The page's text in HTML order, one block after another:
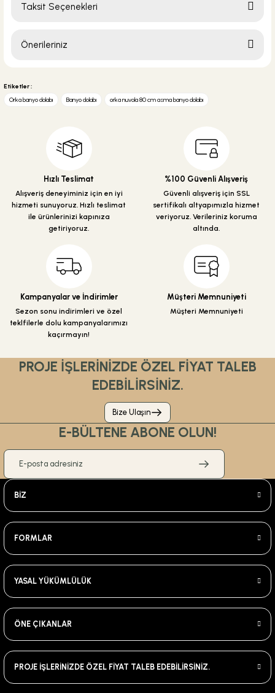
Taksit Seçenekleri
Önerileriniz
yetersiz gördüğünüz noktaları öneri formunu kullanarak tarafımıza
Görüş ve önerileriniz için teşekkür ederiz.
Ürün açıklamasında eksik bilgiler bulunuyor.
Bu ürüne benzer farklı alternatifler olmalı.
Etiketler :
Orka banyo dolabı
Banyo dolabı orka nuvola 80 cm asma banyo dolabı
Hızlı Teslimat
Alışveriş deneyiminiz için en iyi
hizmeti sunuyoruz. Hızlı teslimat
ile ürünlerinizi kapınıza
getiriyoruz.
%100 Güvenli Alışveriş
Güvenli alışveriş için SSL
sertifikalı altyapımızla hizmet
veriyoruz. Verileriniz koruma
altında.
Kampanyalar ve İndirimler
Sezon sonu indirimleri ve özel
teklfilerle dolu kampanyalarımızı
kaçırmayın!
Müşteri Memnuniyeti
Müşteri Memnuniyeti
PROJE İŞLERİNİZDE ÖZEL FİYAT TALEB
EDEBİLİRSİNİZ.
Bize Ulaşın
E-BÜLTENE ABONE OLUN!
BİZ
FORMLAR
YASAL YÜKÜMLÜLÜK
ÖNE ÇIKANLAR
PROJE İŞLERİNİZDE ÖZEL FİYAT TALEB EDEBİLİRSİNİZ.